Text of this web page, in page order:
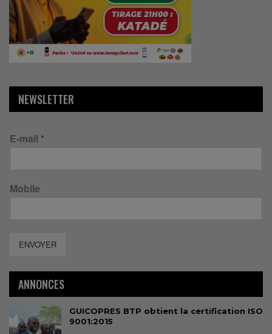
NEWSLETTER
E-mail *
Mobile
ENVOYER
ANNONCES
GUICOPRES BTP obtient la certification ISO
9001:2015